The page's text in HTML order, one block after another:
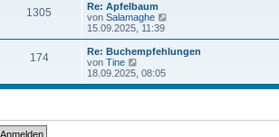
rB
t
g
1305
Re: Apfelbaum
von Salamaghe
u
e
r
i
15.09.2025, 11:39
174
Re: Buchempfehlungen
von Tine
e
u
18.09.2025, 08:05